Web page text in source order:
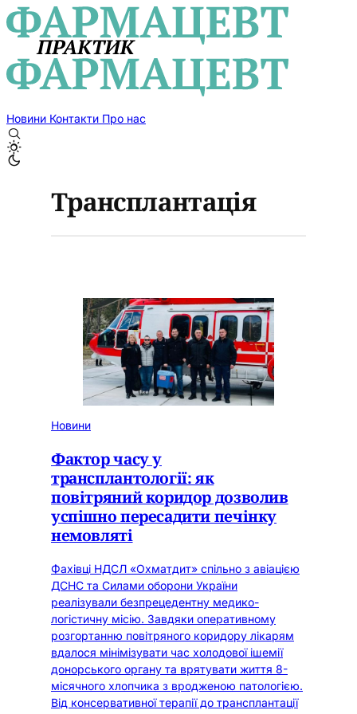
Новини Контакти Про нас
Трансплантація
Новини
Фактор часу у
трансплантології: як
повітряний коридор дозволив
успішно пересадити печінку
немовляті
Фахівці НДСЛ «Охматдит» спільно з авіацією
ДСНС та Силами оборони України
реалізували безпрецедентну медико-
логістичну місію. Завдяки оперативному
розгортанню повітряного коридору лікарям
вдалося мінімізувати час холодової ішемії
донорського органу та врятувати життя 8-
місячного хлопчика з вродженою патологією.
Від консервативної терапії до трансплантації